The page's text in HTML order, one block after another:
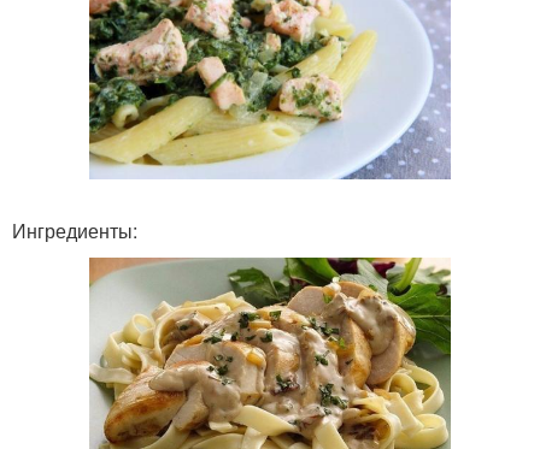
Ингредиенты: